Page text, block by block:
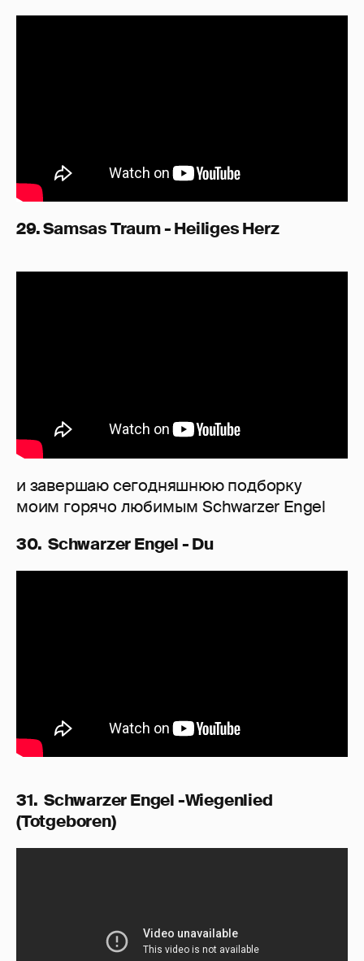
29. Samsas Traum - Heiliges Herz
и завершаю сегодняшнюю подборку
моим горячо любимым Schwarzer Engel
30. Schwarzer Engel - Du
31. Schwarzer Engel -Wiegenlied
(Totgeboren)